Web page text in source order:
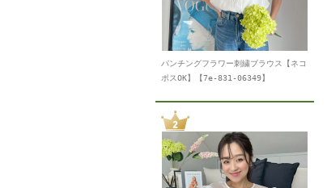
パンチングフラワー刺繍ブラウス【ネコ
ポスOK】【7e-831-06349】